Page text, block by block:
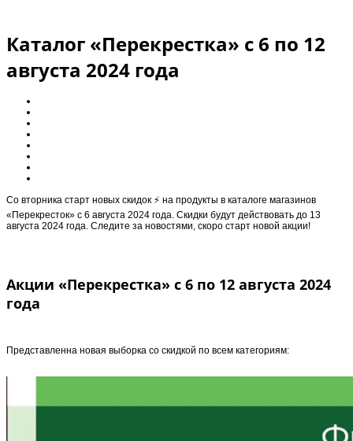
Каталог «Перекрестка» с 6 по 12
августа 2024 года
Cо вторника старт новыx скидок ⚡️ на продукты в каталоге магазинов
«Перекресток» с 6 августа 2024 года. Скидки будут действовать до 13
августа 2024 года. Следите за новостями, скоро старт новой акции!
Акции «Перекрестка» с 6 по 12 августа 2024
года
Представленна новая выборка со скидкой по всем категориям: